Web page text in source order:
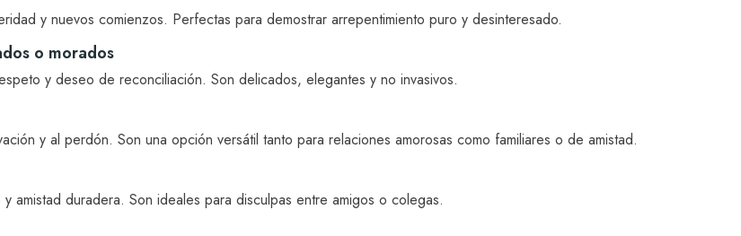
y nuevos comienzos. Perfectas para demostrar arrepentimiento puro y desinteresado.
o morados
y deseo de reconciliación. Son delicados, elegantes y no invasivos.
y al perdón. Son una opción versátil tanto para relaciones amorosas como familiares o de amistad.
y amistad duradera. Son ideales para disculpas entre amigos o colegas.